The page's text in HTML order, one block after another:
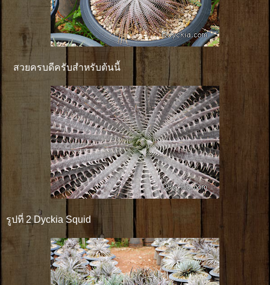
สวยครบดีครับสำหรับต้นนี้
รูปที่ 2 Dyckia Squid